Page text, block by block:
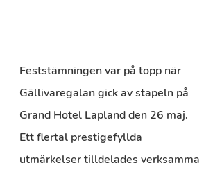
Feststämningen var på topp när
Gällivaregalan gick av stapeln på
Grand Hotel Lapland den 26 maj.
Ett flertal prestigefyllda
utmärkelser tilldelades verksamma